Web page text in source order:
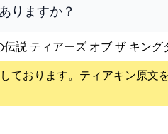
りますか？
説 ティアーズ オブ ザ キン
ております。 ティアキン原文